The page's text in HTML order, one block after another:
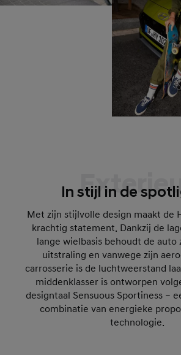
In stijl in de
Met zijn stijlvolle design maakt de
krachtig statement. Dankzij de
lange wielbasis behoudt de auto
uitstraling en vanwege zijn
carrosserie is de luchtweerstand
middenklasser is ontworpen
designtaal Sensuous Sportiness –
combinatie van energieke
technologie.